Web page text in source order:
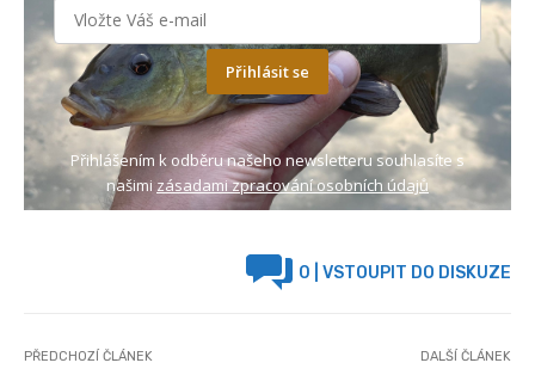
Přihlásit se
Přihlášením k odběru našeho newsletteru souhlasíte s
našimi zásadami zpracování osobních údajů
0 | VSTOUPIT DO DISKUZE
PŘEDCHOZÍ ČLÁNEK DALŠÍ ČLÁNEK